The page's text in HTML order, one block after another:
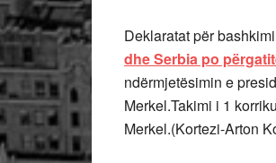
Deklaratat për
dhe Serbia po
ndërmjetësimin e
Merkel.Takimi i 1
Merkel.(Kortezi-Arton